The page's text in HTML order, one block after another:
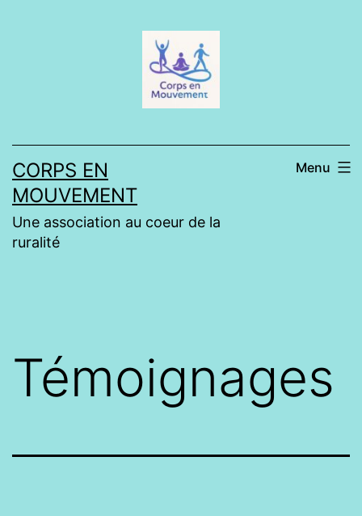
CORPS EN
MOUVEMENT
Une association au coeur de la
ruralité
Menu
Témoignages